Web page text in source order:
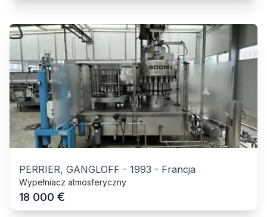
PERRIER, GANGLOFF - 1993 - Francja
Wypełniacz atmosferyczny
18 000 €